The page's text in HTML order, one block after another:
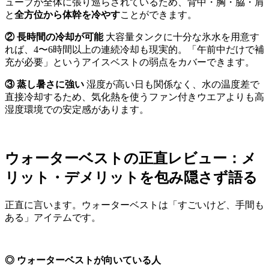
ューブが全体に張り巡らされているため、背中・胸・脇・肩
と全方位から体幹を冷やすことができます。
② 長時間の冷却が可能大容量タンクに十分な氷水を用意す
れば、4〜6時間以上の連続冷却も現実的。「午前中だけで補
充が必要」というアイスベストの弱点をカバーできます。
③ 蒸し暑さに強い 湿度が高い日も関係なく、水の温度差で
直接冷却するため、気化熱を使うファン付きウエアよりも高
湿度環境での安定感があります。
ウォーターベストの正直レビュー：メ
リット・デメリットを包み隠さず語る
正直に言います。ウォーターベストは「すごいけど、手間も
ある」アイテムです。
◎ ウォーターベストが向いている人